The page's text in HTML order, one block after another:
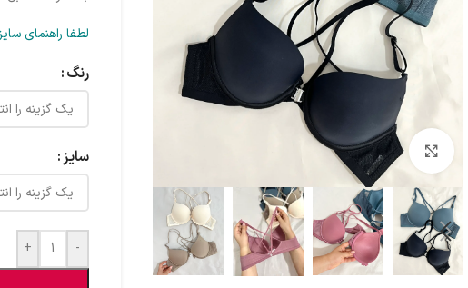
برای بزرگنمایی کلیک کنید
لطفا راهنمای
رنگ
سایز
-
+